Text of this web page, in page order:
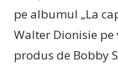
pe albumul „La
Walter Dionisie
produs de Bobby